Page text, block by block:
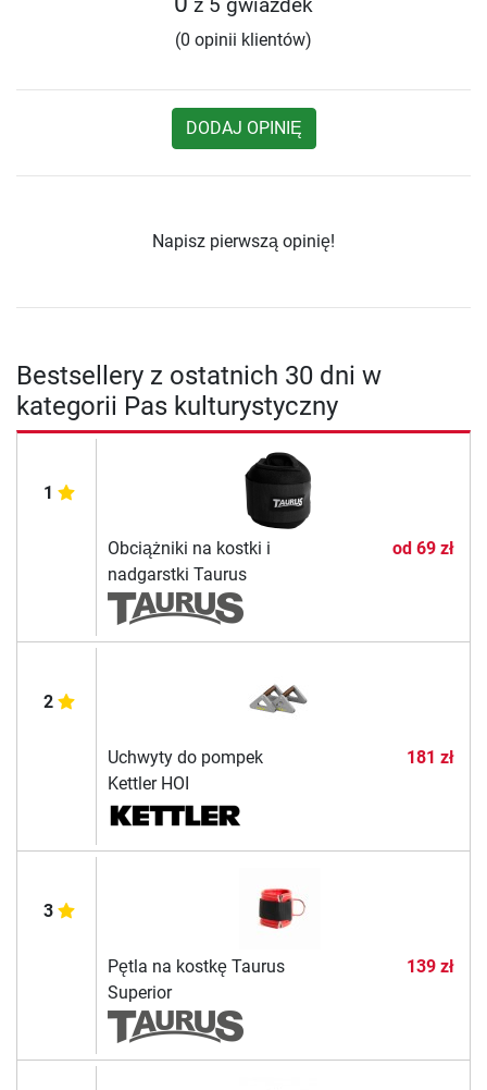
z 5 gwiazdek
(0 opinii klientów)
DODAJ OPINIĘ
Napisz pierwszą opinię!
Bestsellery z ostatnich 30 dni w
kategorii Pas kulturystyczny
1
Obciążniki na kostki i
nadgarstki Taurus
od 69 zł
2
Uchwyty do pompek
Kettler HOI
181 zł
3
Pętla na kostkę Taurus
Superior
139 zł